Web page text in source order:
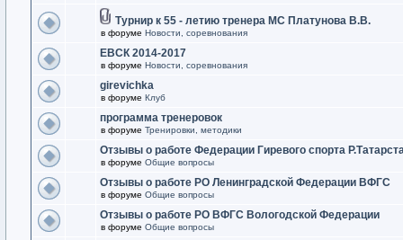
Турнир к 55 - летию тренера МС Платунова В.В.
в форуме Новости, соревнования
ЕВСК 2014-2017
в форуме Новости, соревнования
girevichka
в форуме Клуб
программа тренеровок
в форуме Тренировки, методики
Отзывы о работе Федерации Гиревого спорта
в форуме Общие вопросы
Отзывы о работе РО Ленинградской Федерации ВФГС
в форуме Общие вопросы
Отзывы о работе РО ВФГС Вологодской Федерации
в форуме Общие вопросы